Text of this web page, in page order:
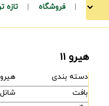
| فروشگاه | تازه
هیرو 11
دسته بندی
هیرو
بافت